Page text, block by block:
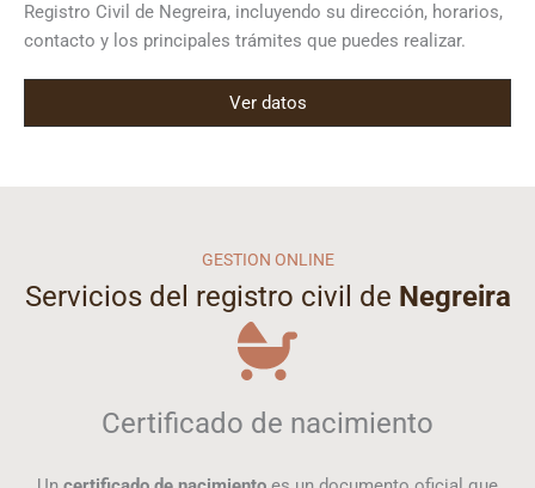
Registro Civil de Negreira, incluyendo su dirección, horarios,
contacto y los principales trámites que puedes realizar.
Ver datos
GESTION ONLINE
Servicios del registro civil de Negreira
Certificado de nacimiento